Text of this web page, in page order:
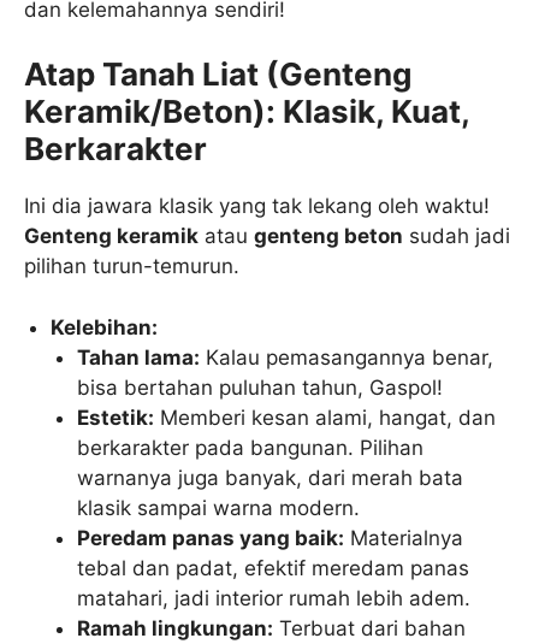
dan kelemahannya sendiri!
Atap Tanah Liat (Genteng
Keramik/Beton): Klasik, Kuat,
Berkarakter
Ini dia jawara klasik yang tak lekang oleh waktu!
Genteng keramik atau genteng beton sudah jadi
pilihan turun-temurun.
Kelebihan:
Tahan lama: Kalau pemasangannya benar,
bisa bertahan puluhan tahun, Gaspol!
Estetik: Memberi kesan alami, hangat, dan
berkarakter pada bangunan. Pilihan
warnanya juga banyak, dari merah bata
klasik sampai warna modern.
Peredam panas yang baik: Materialnya
tebal dan padat, efektif meredam panas
matahari, jadi interior rumah lebih adem.
Ramah lingkungan: Terbuat dari bahan